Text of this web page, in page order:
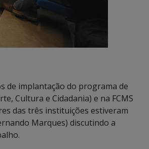
de implantação do programa de
Cultura e Cidadania) e na FCMS
das três instituições estiveram
Marques) discutindo a